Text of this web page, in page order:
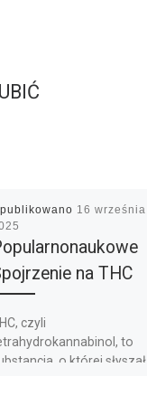
16 września
na THC
czyli
to
o której słyszał